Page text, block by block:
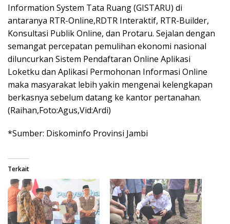
Information System Tata Ruang (GISTARU) di
antaranya RTR-Online,RDTR Interaktif, RTR-Builder,
Konsultasi Publik Online, dan Protaru. Sejalan dengan
semangat percepatan pemulihan ekonomi nasional
diluncurkan Sistem Pendaftaran Online Aplikasi
Loketku dan Aplikasi Permohonan Informasi Online
maka masyarakat lebih yakin mengenai kelengkapan
berkasnya sebelum datang ke kantor pertanahan.
(Raihan,Foto:Agus,Vid:Ardi)
*Sumber: Diskominfo Provinsi Jambi
Terkait